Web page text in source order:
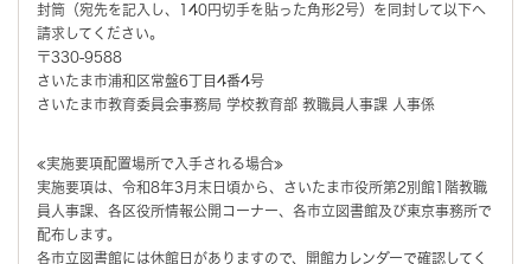
封筒（宛先を記入し、140円切手を貼った角形2号）を同封して以下へ
請求してください。
〒330-9588
さいたま市浦和区常盤6丁目4番4号
さいたま市教育委員会事務局 学校教育部 教職員人事課 人事係
≪実施要項配置場所で入手される場合≫
実施要項は、令和8年3月末日頃から、さいたま市役所第2別館1階教職
員人事課、各区役所情報公開コーナー、各市立図書館及び東京事務所で
配布します。
各市立図書館には休館日がありますので、開館カレンダーで確認してく